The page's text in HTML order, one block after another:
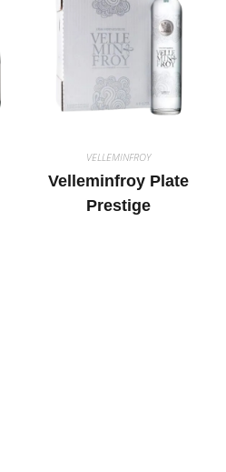
VELLEMINFROY
Velleminfroy Plate
Prestige